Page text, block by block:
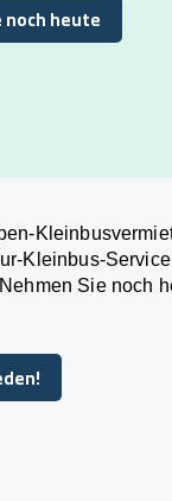
noch heute
noch heute
Kleinbus-
Sie noch